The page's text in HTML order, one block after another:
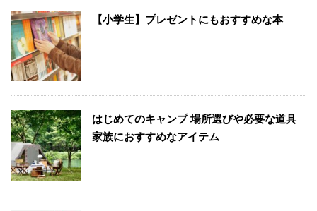
【小学生】プレゼントにもおすすめな本
はじめてのキャンプ 場所選びや必要な道具
家族におすすめなアイテム